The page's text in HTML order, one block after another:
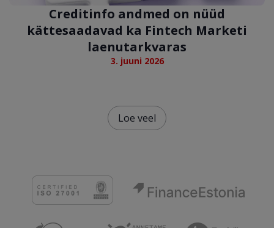
Creditinfo andmed on nüüd
kättesaadavad ka Fintech Marketi
laenutarkvaras
3. juuni 2026
Loe veel